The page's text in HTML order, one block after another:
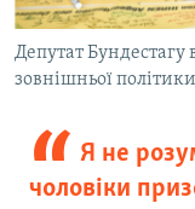
Депутат Бундестагу
зовнішньої
Я не
чоловіки